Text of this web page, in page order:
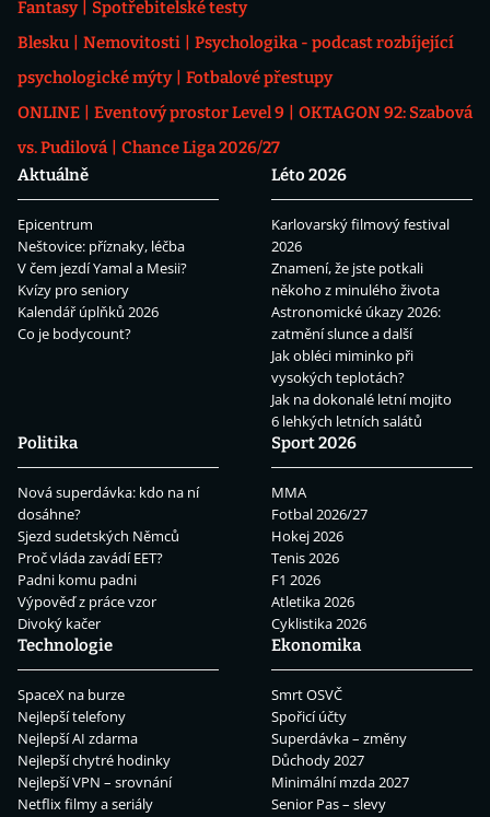
Fantasy
Spotřebitelské testy
Blesku
Nemovitosti
Psychologika - podcast rozbíjející
psychologické mýty
Fotbalové přestupy
ONLINE
Eventový prostor Level 9
OKTAGON 92: Szabová
vs. Pudilová
Chance Liga 2026/27
Aktuálně
Epicentrum
Neštovice: příznaky, léčba
V čem jezdí Yamal a Mesii?
Kvízy pro seniory
Kalendář úplňků 2026
Co je bodycount?
Léto 2026
Karlovarský filmový festival
2026
Znamení, že jste potkali
někoho z minulého života
Astronomické úkazy 2026:
zatmění slunce a další
Jak obléci miminko při
vysokých teplotách?
Jak na dokonalé letní mojito
6 lehkých letních salátů
Politika
Nová superdávka: kdo na ní
dosáhne?
Sjezd sudetských Němců
Proč vláda zavádí EET?
Padni komu padni
Výpověď z práce vzor
Divoký kačer
Sport 2026
MMA
Fotbal 2026/27
Hokej 2026
Tenis 2026
F1 2026
Atletika 2026
Cyklistika 2026
Technologie
SpaceX na burze
Nejlepší telefony
Nejlepší AI zdarma
Nejlepší chytré hodinky
Nejlepší VPN – srovnání
Netflix filmy a seriály
Ekonomika
Smrt OSVČ
Spořicí účty
Superdávka – změny
Důchody 2027
Minimální mzda 2027
Senior Pas – slevy